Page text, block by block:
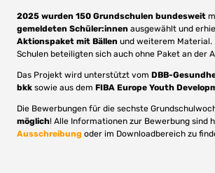
2025 wurden 150 Grundschulen bundesweit
gemeldeten Schüler:innen ausgewählt und
Aktionspaket mit Bällen und weiterem
Schulen beteiligten sich auch ohne Paket an der
Das Projekt wird unterstützt vom DBB-
bkk sowie aus dem FIBA Europe Youth
Die Bewerbungen für die sechste
möglich! Alle Informationen zur Bewerbung sind
Ausschreibung oder im Downloadbereich zu